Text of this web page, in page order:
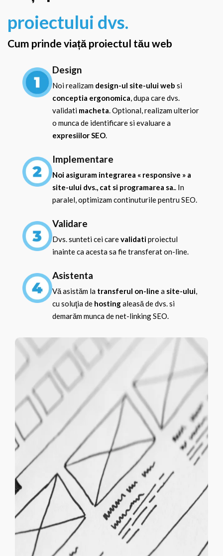
proiectului dvs.
Cum prinde viață proiectul tău web
Design
Noi realizam design-ul site-ului web si
conceptia ergonomica, dupa care dvs.
validati macheta. Optional, realizam ulterior
o munca de identificare si evaluare a
expresiilor SEO.
Implementare
Noi asiguram integrarea « responsive » a
site-ului dvs., cat si programarea sa.. In
paralel, optimizam continuturile pentru SEO.
Validare
Dvs. sunteti cei carevalidatiproiectul
inainte ca acesta sa fie transferat on-line.
Asistenta
Vă asistăm la transferul on-line a site-ului,
cu soluţia de hostingaleasă de dvs. si
demarăm munca de net-linking SEO.